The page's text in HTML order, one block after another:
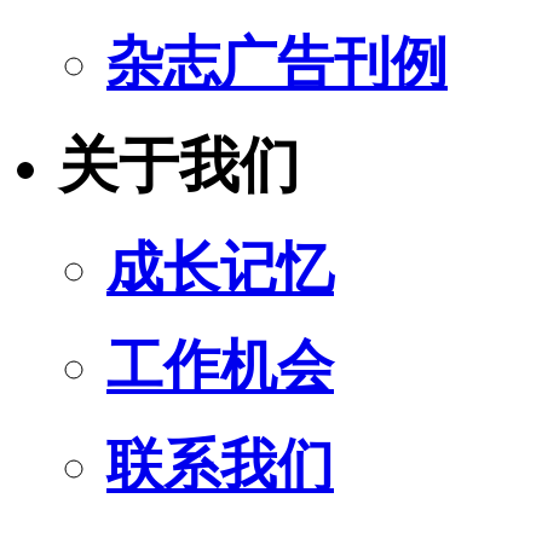
杂志广告刊例
关于我们
成长记忆
工作机会
联系我们